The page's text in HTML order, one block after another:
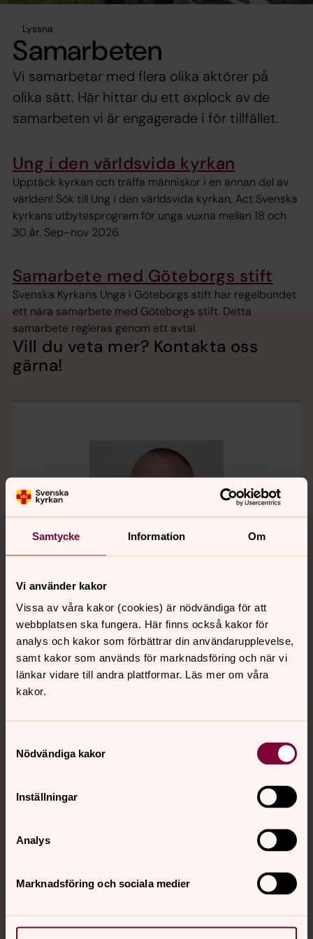
Samtycke Information Om
Vi använder kakor
Vissa av våra kakor (cookies) är nödvändiga för att
webbplatsen ska fungera. Här finns också kakor för
analys och kakor som förbättrar din användarupplevelse,
samt kakor som används för marknadsföring och när vi
länkar vidare till andra plattformar. Läs mer om våra
kakor.
Nödvändiga kakor
Inställningar
Analys
Marknadsföring och sociala medier
Lyssna
Samarbeten
Vi samarbetar med flera olika aktörer på
olika sätt. Här hittar du ett axplock av de
samarbeten vi är engagerade i för tillfället.
Ung i den världsvida kyrkan
Upptäck kyrkan och träffa människor i en annan del av
världen! Sök till Ung i den världsvida kyrkan, Act Svenska
kyrkans utbytesprogram för unga vuxna mellan 18 och
30 år. Sep–nov 2026.
Samarbete med Göteborgs stift
Svenska Kyrkans Unga i Göteborgs stift har regelbundet
ett nära samarbete med Göteborgs stift. Detta
samarbete regleras genom ett avtal.
Vill du veta mer? Kontakta oss
gärna!
Hampus Eklund
Stiftskonsulent
Direkt:
Svenska Kyrkans Unga Göteborgs